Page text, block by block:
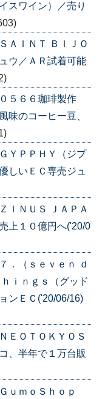
スワイン）／売り
ＡＩＮＴ ＢＩＪＯ
ウ／ＡＲ試着可能
５６６珈琲製作
味のコーヒー豆、
ＹＰＰＨＹ（ジプ
しいＥＣ専売ジュ
ＩＮＵＳ ＪＡＰＡ
上１０億円へ('20/0
．（ｓｅｖｅｎ ｄ
ｉｎｇｓ（グッド
ンＥＣ('20/06/16)
ＥＯＴＯＫＹＯＳ
、半年で１万台販
ｕｍｏＳｈｏｐ